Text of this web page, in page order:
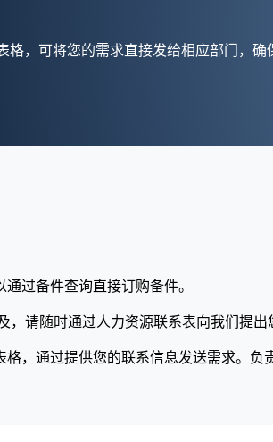
，可将您的需求直接发给相应部门，确
过备件查询直接订购备件。
请随时通过人力资源联系表向我们提出
，通过提供您的联系信息发送需求。负